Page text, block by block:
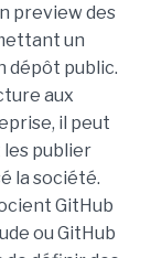
preview des
un
dépôt public.
aux
il peut
publier
la société.
GitHub
ou GitHub